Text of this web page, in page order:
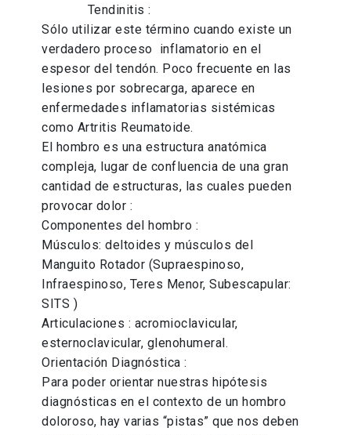
Tendinitis :
Sólo utilizar este término cuando existe un
verdadero proceso inflamatorio en el
espesor del tendón. Poco frecuente en las
lesiones por sobrecarga, aparece en
enfermedades inflamatorias sistémicas
como Artritis Reumatoide.
El hombro es una estructura anatómica
compleja, lugar de confluencia de una gran
cantidad de estructuras, las cuales pueden
provocar dolor :
Componentes del hombro :
Músculos: deltoides y músculos del
Manguito Rotador (Supraespinoso,
Infraespinoso, Teres Menor, Subescapular:
SITS )
Articulaciones : acromioclavicular,
esternoclavicular, glenohumeral.
Orientación Diagnóstica :
Para poder orientar nuestras hipótesis
diagnósticas en el contexto de un hombro
doloroso, hay varias “pistas” que nos deben